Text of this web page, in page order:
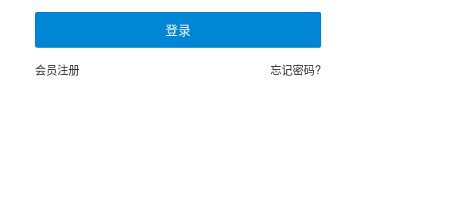
登录
忘记密码?
会员注册